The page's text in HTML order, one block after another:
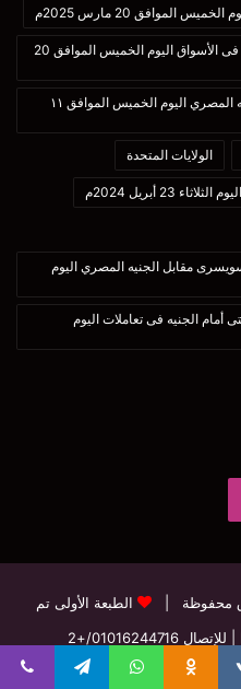
الموافق 20 مارس 2025م
أسعار اللحوم والأسماك والدواجن والبيض فى الأسواق اليوم الخميس الموافق 20
أسعار صرف الدولار الأمريكي مقابل الجنيه المصري اليوم الخميس الموافق ١١
الولايات المتحدة
أبريل 2024م
مقابل الجنيه المصري اليوم
أمام الجنيه فى تعاملات اليوم
الطبعة الأولى تم
| للإتصال 01016244716/+2